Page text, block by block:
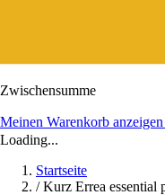
Zwischensumme
Meinen Warenkorb anzeigen
Loading...
Startseite
/ Kurz Errea essential